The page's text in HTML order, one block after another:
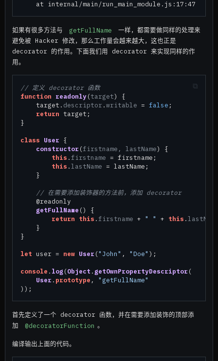
如果有很多方法与 getFullName
一样，都需要做同样的处理来
避免被 Hacker 修改，那么工作量会越来越大，这也正是
decorator 的作用。下面我们用 decorator 来实现同样的作
用。
// 定义 decorator 函数
function
readonly(target) {
    target.
descriptor .writable = false ;
return target;
}
class User {
constructor (firstname, lastName) {
this .firstname = firstname;
this .lastName = lastName;
    }
// 在需要添加装饰器的方法前，添加 decorator
    @readonly
getFullName () {
return
this .firstname + " " + this .
    }
}
let user = new User ("John" , "Doe" );
console . log(Object . getOwnPropertyDescriptor (
User . prototype , "getFullName"
首先定义了一个 decorator 函数，并在需要添加装饰的顶部添
加
@decoratorFunction 。
编译输出上面的代码。